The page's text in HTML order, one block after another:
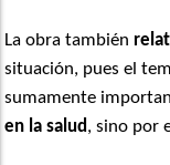
La obra también
situación, pues el
sumamente
en la salud, sino por